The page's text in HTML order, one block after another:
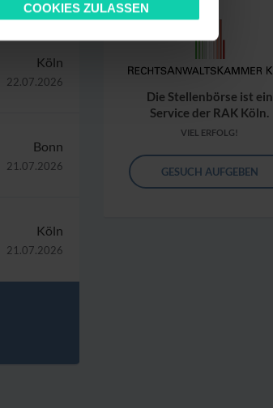
COOKIES ZULASSEN
Köln
22.07.2026
Bonn
21.07.2026
Köln
21.07.2026
Die Stellenbörse ist ein
Service der RAK Köln.
VIEL ERFOLG!
GESUCH AUFGEBEN